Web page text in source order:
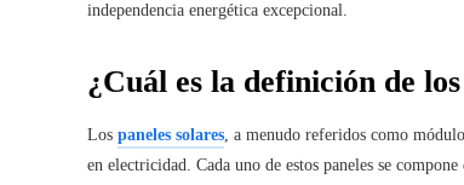
independencia energética excepcional.
¿Cuál es la definición de
Los paneles solares, a menudo referidos como
en electricidad. Cada uno de estos paneles se